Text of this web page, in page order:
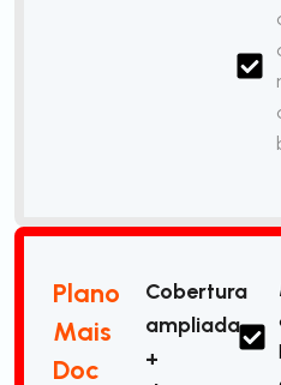
Plano
Mais
Doc
Cobertura
ampliada
+